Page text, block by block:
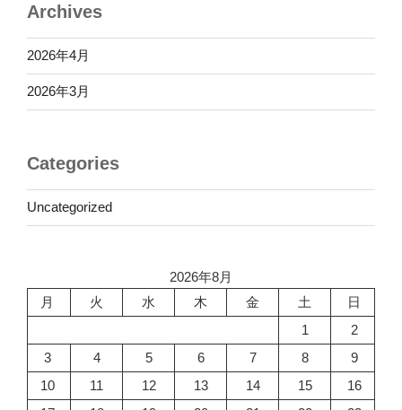
Archives
2026年4月
2026年3月
Categories
Uncategorized
2026年8月
月
火 水 木 金 土
日
1
2
3
4 5 6 7 8
9
10
11 12 13 14 15
16